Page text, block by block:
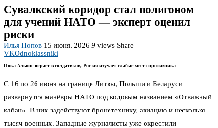
Сувалкский коридор стал полигоном
для учений НАТО — эксперт оценил
риски
Илья Попов 15 июня, 2026 9 views Share
VKOdnoklassniki
Пока Альянс играет в солдатиков, Россия изучает слабые места противника
С 16 по 26 июня на границе Литвы, Польши и Беларуси
развернутся манёвры НАТО под кодовым названием «Отважный
кабан». В них задействуют бронетехнику, авиацию и несколько
тысяч военных. Западные журналисты уже окрестили